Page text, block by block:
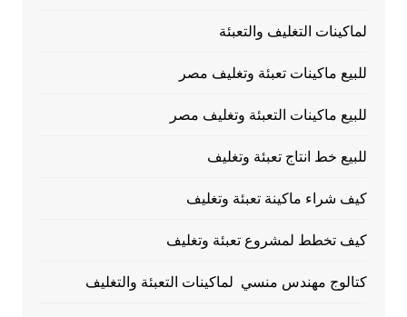
لماكينات التغليف والتعبئة
للبيع ماكينات تعبئة وتغليف مصر
للبيع ماكينات التعبئة وتغليف مصر
للبيع خط انتاج تعبئة وتغليف
كيف شراء ماكينة تعبئة وتغليف
كيف تخطط لمشروع تعبئة وتغليف
كتالوج مهندس منسي لماكينات التعبئة والتغليف